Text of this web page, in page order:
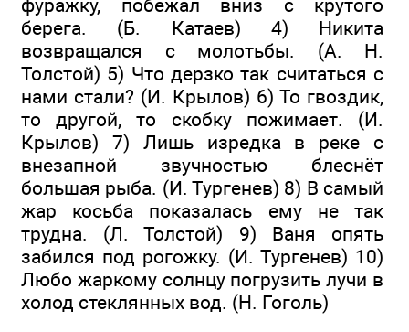
фуражку, побежал вниз с крутого
берега. (Б. Катаев) 4) Никита
возвращался с молотьбы. (А. Н.
Толстой) 5) Что дерзко так считаться с
нами стали? (И. Крылов) 6) То гвоздик,
то другой, то скобку пожимает. (И.
Крылов) 7) Лишь изредка в реке с
внезапной звучностью блеснёт
большая рыба. (И. Тургенев) 8) В самый
жар косьба показалась ему не так
трудна. (Л. Толстой) 9) Ваня опять
забился под рогожку. (И. Тургенев) 10)
Любо жаркому солнцу погрузить лучи в
холод стеклянных вод. (Н. Гоголь)